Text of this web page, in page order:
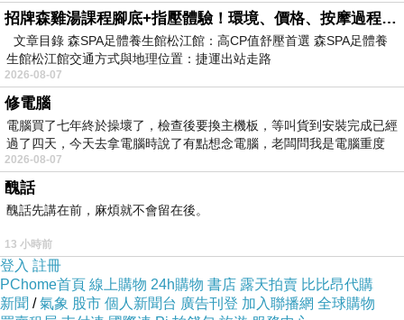
招牌森雞湯課程腳底+指壓體驗！環境、價格、按摩過程全紀錄，森SPA足體養生館松江館最新價格表
文章目錄 森SPA足體養生館松江館：高CP值舒壓首選 森SPA足體養
生館松江館交通方式與地理位置：捷運出站走路
2026-08-07
修電腦
電腦買了七年終於操壞了，檢查後要換主機板，等叫貨到安裝完成已經
過了四天，今天去拿電腦時說了有點想念電腦，老闆問我是電腦重度
2026-08-07
醜話
醜話先講在前，麻煩就不會留在後。
13 小時前
登入 註冊
PChome首頁 線上購物 24h購物 書店 露天拍賣 比比昂代購
新聞 /氣象 股市 個人新聞台 廣告刊登 加入聯播網 全球購物